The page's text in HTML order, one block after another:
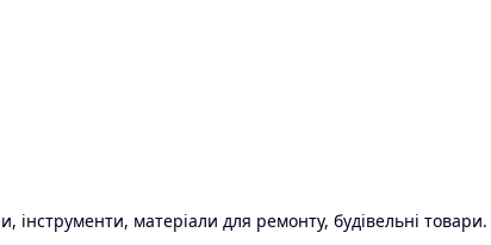
матеріали для ремонту, будівельні товари.